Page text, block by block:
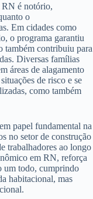
RN é notório,
o
Em cidades como
o programa garantiu
também contribuiu para
Diversas famílias
áreas de alagamento
de risco e se
como também
papel fundamental na
no setor de construção
trabalhadores ao longo
em RN, reforça
um todo, cumprindo
habitacional, mas